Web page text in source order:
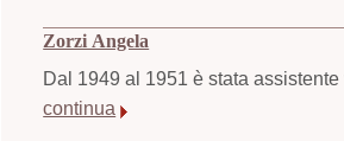
Zorzi Angela
Dal 1949 al 1951 è stata
continua